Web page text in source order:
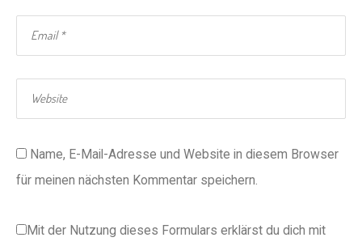
Name, E-Mail-Adresse und Website in diesem Browser
für meinen nächsten Kommentar speichern.
Mit der Nutzung dieses Formulars erklärst du dich mit